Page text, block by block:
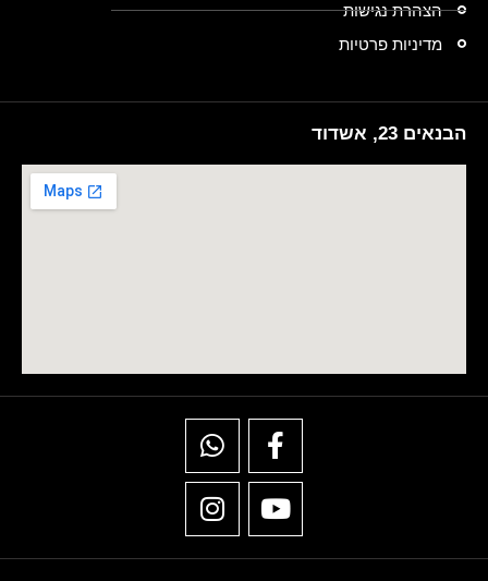
הצהרת נגישות
מדיניות פרטיות
הבנאים 23, אשדוד